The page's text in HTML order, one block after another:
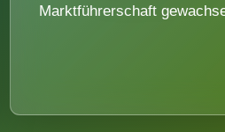
Marktführerschaft